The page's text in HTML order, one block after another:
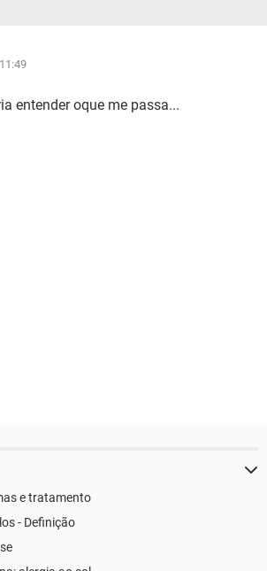
entender oque me passa...
e tratamento
- Definição